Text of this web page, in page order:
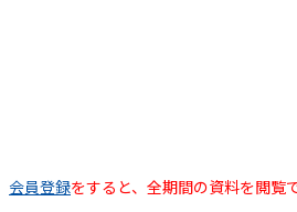
会員登録をすると、全期間の資料を閲覧